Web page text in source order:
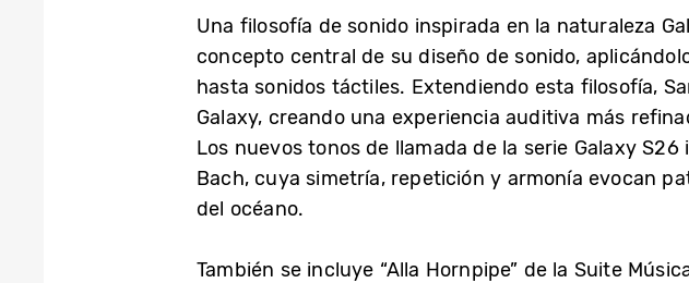
Una filosofía de sonido inspirada en la naturaleza
concepto central de su diseño de sonido,
hasta sonidos táctiles. Extendiendo esta filosofía,
Galaxy, creando una experiencia auditiva más
Los nuevos tonos de llamada de la serie Galaxy
Bach, cuya simetría, repetición y armonía evocan
del océano.
También se incluye “Alla Hornpipe” de la Suite